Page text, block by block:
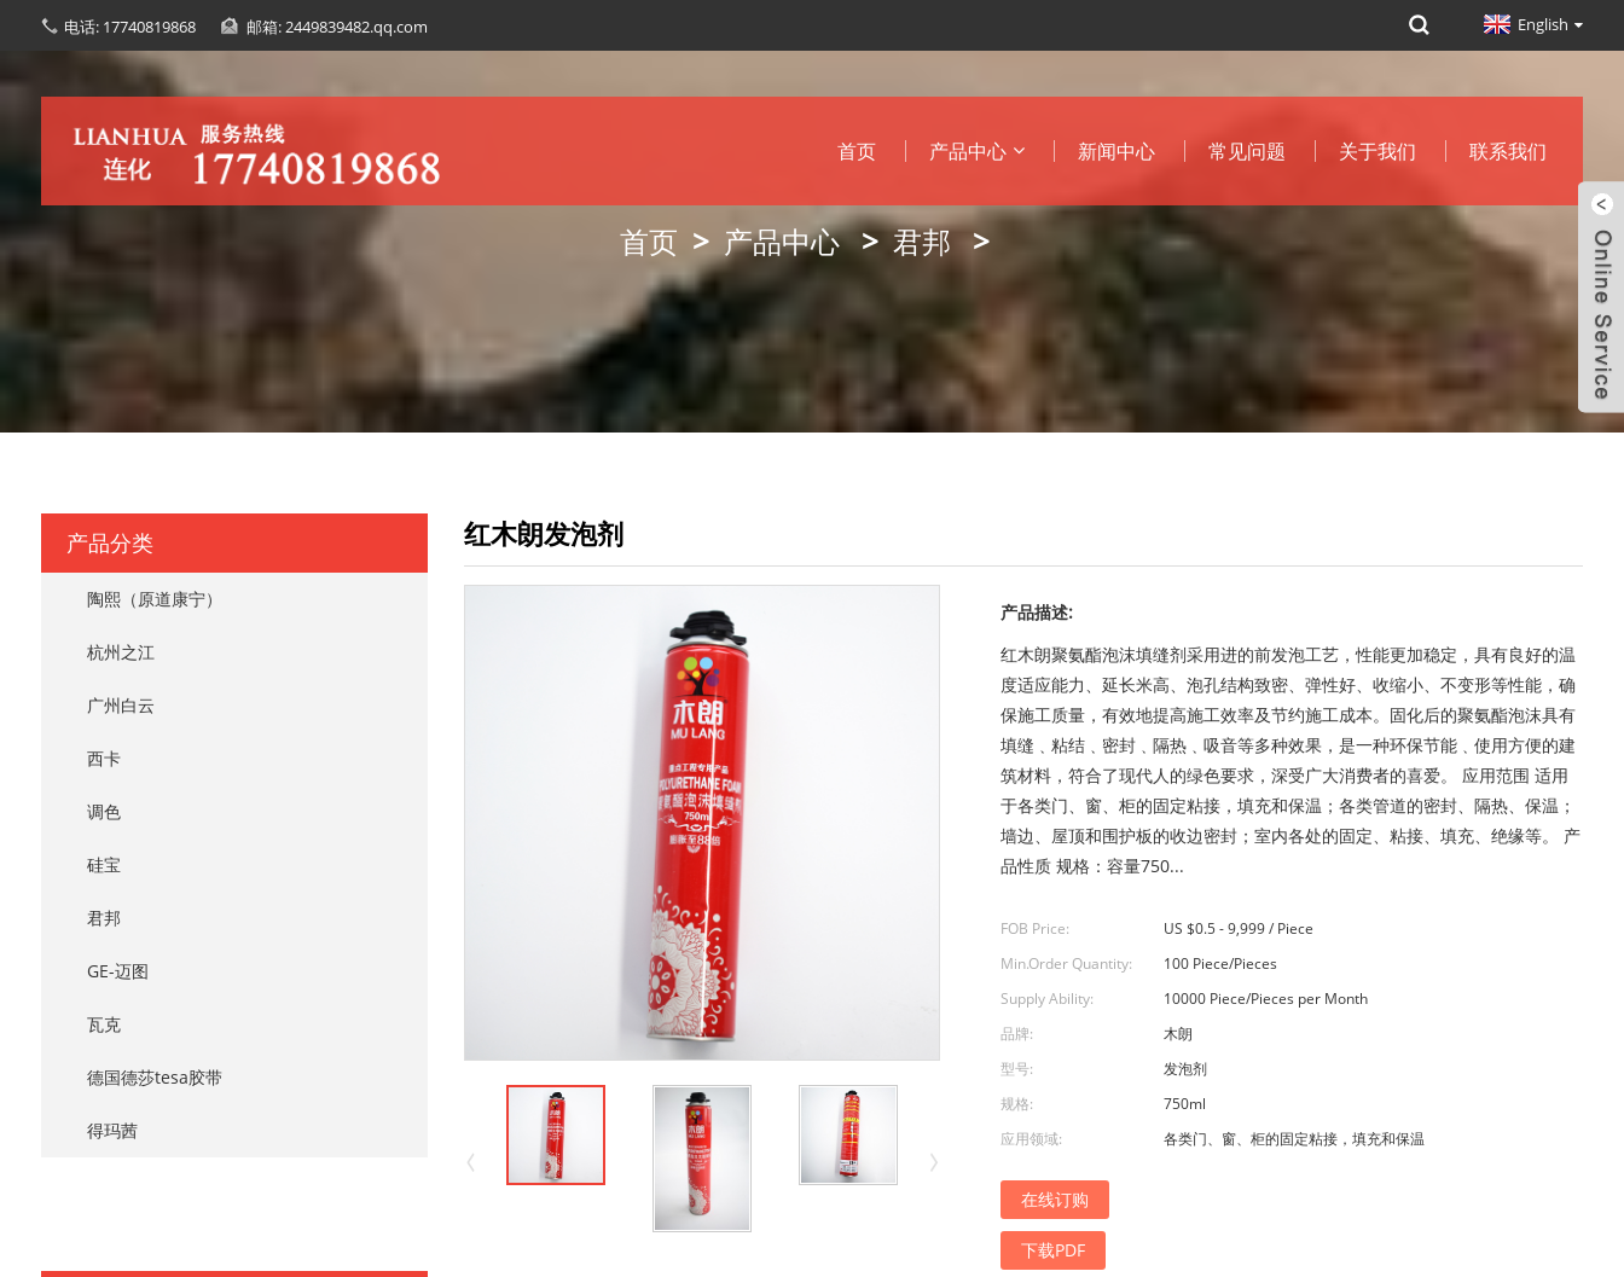
电话: 17740819868 邮箱: 2449839482.qq.com English
首页 产品中心 新闻中心 常见问题 关于我们 联系我们
首页 产品中心 君邦
产品分类
陶熙（原道康宁）
杭州之江
广州白云
西卡
调色
硅宝
君邦
GE-迈图
瓦克
德国德莎tesa胶带
得玛茜
红木朗发泡剂
产品描述:
红木朗聚氨酯泡沫填缝剂采用进的前发泡工艺，性能更加稳定，具有良好的温
度适应能力、延长米高、泡孔结构致密、弹性好、收缩小、不变形等性能，确
保施工质量，有效地提高施工效率及节约施工成本。固化后的聚氨酯泡沫具有
填缝﹑粘结﹑密封﹑隔热﹑吸音等多种效果，是一种环保节能﹑使用方便的建
筑材料，符合了现代人的绿色要求，深受广大消费者的喜爱。 应用范围 适用
于各类门、窗、柜的固定粘接，填充和保温；各类管道的密封、隔热、保温；
墙边、屋顶和围护板的收边密封；室内各处的固定、粘接、填充、绝缘等。 产
品性质 规格：容量750...
FOB Price:
US $0.5 - 9,999 / Piece
Min.Order Quantity:
100 Piece/Pieces
Supply Ability:
10000 Piece/Pieces per Month
品牌:
木朗
型号:
发泡剂
规格:
750ml
应用领域:
各类门、窗、柜的固定粘接，填充和保温
在线订购
下载PDF